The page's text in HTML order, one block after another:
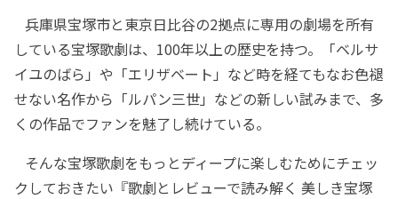
兵庫県宝塚市と東京日比谷の2拠点に専用の劇場を所有
している宝塚歌劇は、100年以上の歴史を持つ。「ベルサ
イユのばら」や「エリザベート」など時を経てもなお色褪
せない名作から「ルパン三世」などの新しい試みまで、多
くの作品でファンを魅了し続けている。
そんな宝塚歌劇をもっとディープに楽しむためにチェッ
クしておきたい『歌劇とレビューで読み解く 美しき宝塚